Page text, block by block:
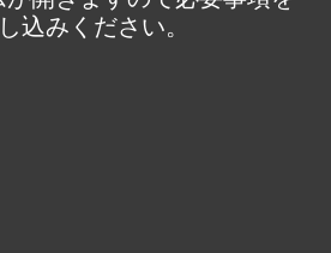
込みください。